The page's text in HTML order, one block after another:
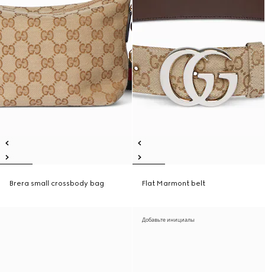
Brera small crossbody bag Flat Marmont belt
Добавьте инициалы